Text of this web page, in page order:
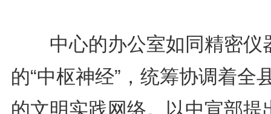
中心的办公室如同精密仪
的“中枢神经”，统筹协调着全
的文明实践网络。以中宣部提